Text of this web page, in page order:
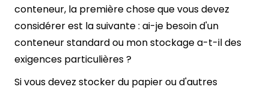
conteneur, la première chose que vous devez
considérer est la suivante : ai-je besoin d'un
conteneur standard ou mon stockage a-t-il des
exigences particulières ?
Si vous devez stocker du papier ou d'autres